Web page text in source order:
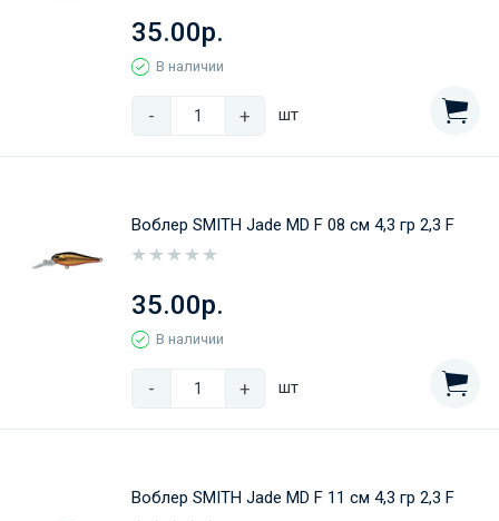
35.00р.
В наличии
- + шт
Воблер SMITH Jade MD F 08 см 4,3 гр 2,3 F
35.00р.
В наличии
- + шт
Воблер SMITH Jade MD F 11 см 4,3 гр 2,3 F